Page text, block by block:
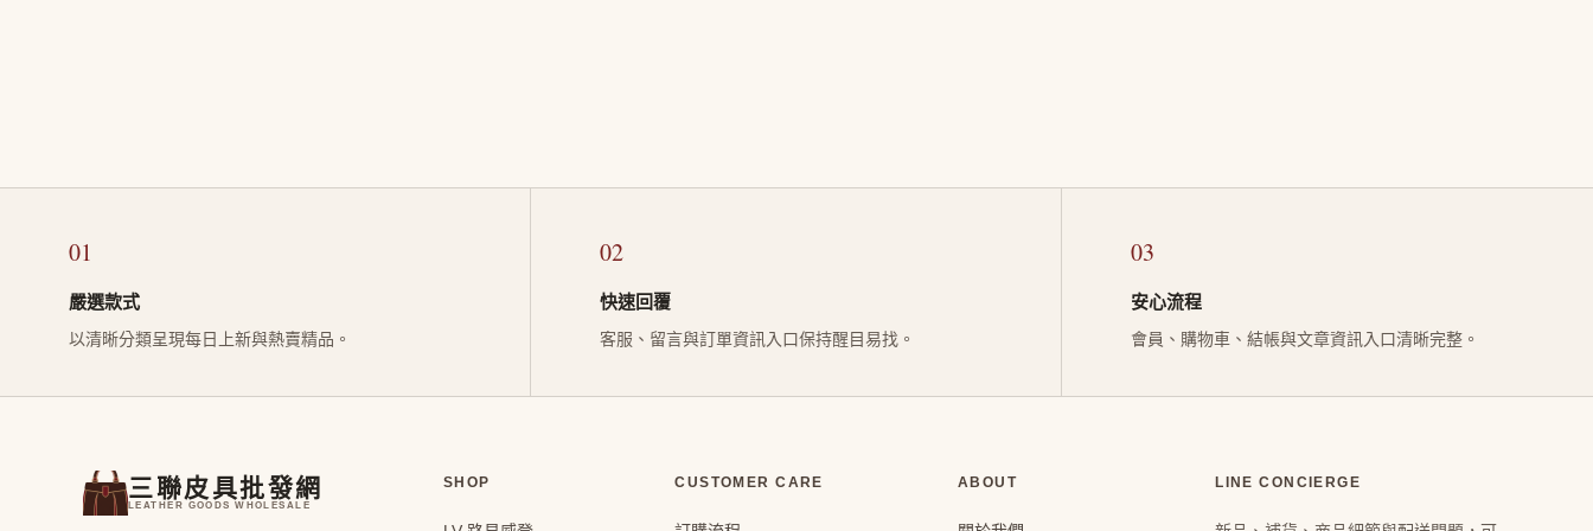
01
嚴選款式
以清晰分類呈現每日上新與熱賣精品。
02
快速回覆
客服、留言與訂單資訊入口保持醒目易找。
03
安心流程
會員、購物車、結帳與文章資訊入口清晰完整。
三聯皮具批發網
LEATHER GOODS WHOLESALE
SHOP CUSTOMER CARE ABOUT LINE CONCIERGE